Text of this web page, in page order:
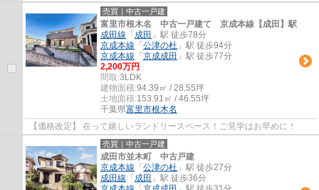
売買｜中古一戸建
富里市根木名 中古一戸建て 京成本線【成田】駅
成田線 「 成田 」駅 徒歩78分
京成本線 「 公津の杜 」駅 徒歩94分
京成本線 「 京成成田 」駅 徒歩77分
2,200万円
間取:3LDK
建物面積:94.39㎡ / 28.55坪
土地面積:153.91㎡ / 46.55坪
千葉県富里市根木名
【価格改定】 在って嬉しいランドリースペース！ご見学はお早めに！
売買｜中古一戸建
成田市並木町 中古戸建
京成本線 「 公津の杜 」駅 徒歩27分
成田線 「 成田 」駅 徒歩36分